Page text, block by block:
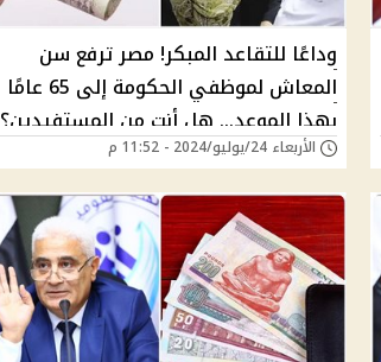
وداعًا للتقاعد المبكر! مصر ترفع سن
المعاش لموظفي الحكومة إلى 65 عامًا
بهذا الموعد... هل أنت من المستفيدين؟
الأربعاء 24/يوليو/2024 - 11:52 م